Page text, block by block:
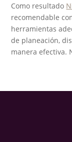
Como resultado
recomendable
herramientas
de planeación,
manera efectiva.